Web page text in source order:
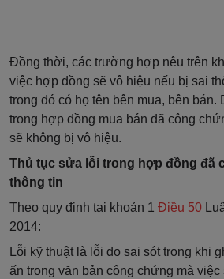
Đồng thời, các trường hợp nêu trên
việc hợp đồng sẽ vô hiệu nếu bị sai
trong đó có họ tên bên mua, bên bán.
trong hợp đồng mua bán đã công
sẽ không bị vô hiệu.
Thủ tục sửa lỗi trong hợp đồng đã
thông tin
Theo quy định tại khoản 1 Điều 50
2014:
Lỗi kỹ thuật là lỗi do sai sót trong khi
ấn trong văn bản công chứng mà